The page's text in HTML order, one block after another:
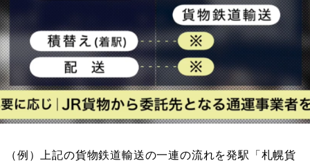
（例）上記の貨物鉄道輸送の一連の流れを発駅「札幌貨